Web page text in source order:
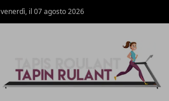
venerdì, il 07 agosto 2026